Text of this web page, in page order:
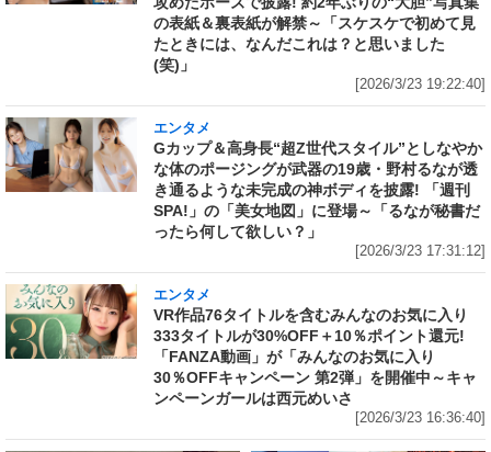
の表紙＆裏表紙が解禁～「スケスケで初めて見
たときには、なんだこれは？と思いました
(笑)」
[2026/3/23 19:22:40]
エンタメ
Gカップ＆高身長“超Z世代スタイル”としなやか
な体のポージングが武器の19歳・野村るなが透
き通るような未完成の神ボディを披露! 「週刊
SPA!」の「美女地図」に登場～「るなが秘書だ
ったら何して欲しい？」
[2026/3/23 17:31:12]
エンタメ
VR作品76タイトルを含むみんなのお気に入り
333タイトルが30%OFF＋10％ポイント還元!
「FANZA動画」が「みんなのお気に入り
30％OFFキャンペーン 第2弾」を開催中～キャ
ンペーンガールは西元めいさ
[2026/3/23 16:36:40]